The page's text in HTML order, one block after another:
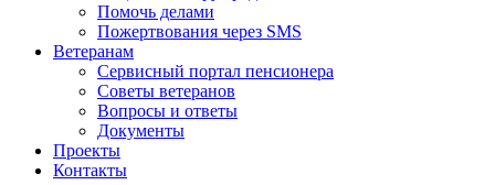
Помочь делами
Пожертвования через SMS
Ветеранам
Сервисный портал пенсионера
Советы ветеранов
Вопросы и ответы
Документы
Проекты
Контакты